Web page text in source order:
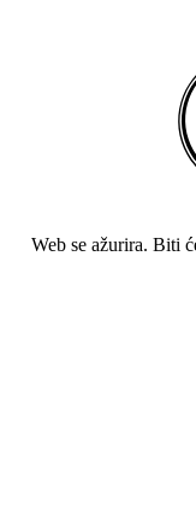
Web se ažurira. Biti